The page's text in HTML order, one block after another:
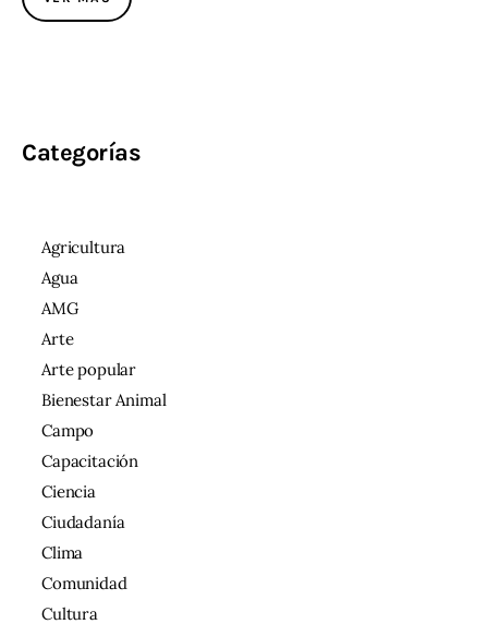
Categorías
Agricultura
Agua
AMG
Arte
Arte popular
Bienestar Animal
Campo
Capacitación
Ciencia
Ciudadanía
Clima
Comunidad
Cultura